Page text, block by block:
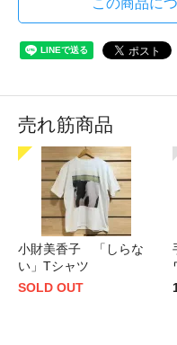
この商品に
売れ筋商品
小財美香子 「しらな
い」Tシャツ
SOLD OUT